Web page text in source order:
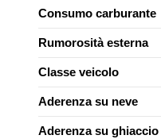
Consumo carburante
Rumorosità esterna
Classe veicolo
Aderenza su neve
Aderenza su ghiaccio